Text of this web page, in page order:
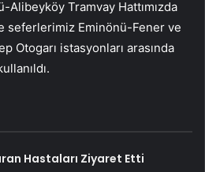
Alibeyköy Tramvay Hattımızda
seferlerimiz Eminönü-Fener ve
Otogarı istasyonları arasında
Hastaları Ziyaret Etti